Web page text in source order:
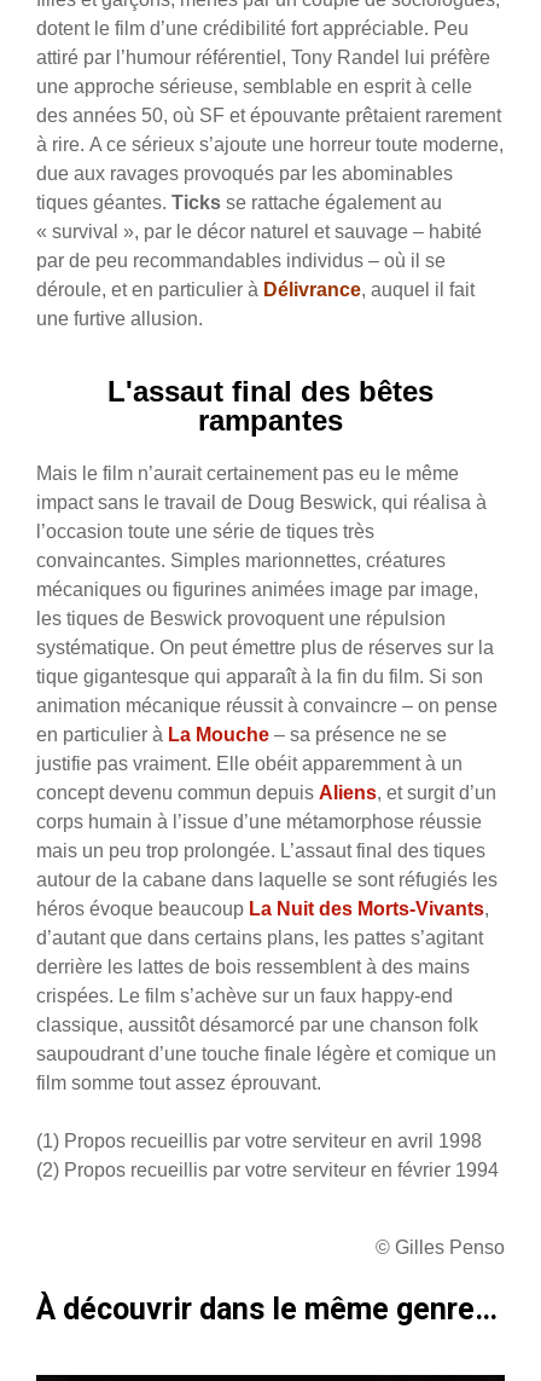
dotent le film d’une crédibilité fort appréciable. Peu
attiré par l’humour référentiel, Tony Randel lui préfère
une approche sérieuse, semblable en esprit à celle
des années 50, où SF et épouvante prêtaient rarement
à rire. A ce sérieux s’ajoute une horreur toute moderne,
due aux ravages provoqués par les abominables
tiques géantes. Ticks se rattache également au
« survival », par le décor naturel et sauvage – habité
par de peu recommandables individus – où il se
déroule, et en particulier à Délivrance, auquel il fait
une furtive allusion.
L'assaut final des bêtes
rampantes
Mais le film n’aurait certainement pas eu le même
impact sans le travail de Doug Beswick, qui réalisa à
l’occasion toute une série de tiques très
convaincantes. Simples marionnettes, créatures
mécaniques ou figurines animées image par image,
les tiques de Beswick provoquent une répulsion
systématique. On peut émettre plus de réserves sur la
tique gigantesque qui apparaît à la fin du film. Si son
animation mécanique réussit à convaincre – on pense
en particulier à La Mouche – sa présence ne se
justifie pas vraiment. Elle obéit apparemment à un
concept devenu commun depuis Aliens, et surgit d’un
corps humain à l’issue d’une métamorphose réussie
mais un peu trop prolongée. L’assaut final des tiques
autour de la cabane dans laquelle se sont réfugiés les
héros évoque beaucoup La Nuit des Morts-Vivants,
d’autant que dans certains plans, les pattes s’agitant
derrière les lattes de bois ressemblent à des mains
crispées. Le film s’achève sur un faux happy-end
classique, aussitôt désamorcé par une chanson folk
saupoudrant d’une touche finale légère et comique un
film somme tout assez éprouvant.
(1) Propos recueillis par votre serviteur en avril 1998
(2) Propos recueillis par votre serviteur en février 1994
© Gilles Penso
À découvrir dans le même genre…